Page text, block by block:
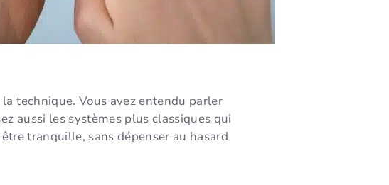
technique. Vous avez entendu parler
aussi les systèmes plus classiques qui
tranquille, sans dépenser au hasard